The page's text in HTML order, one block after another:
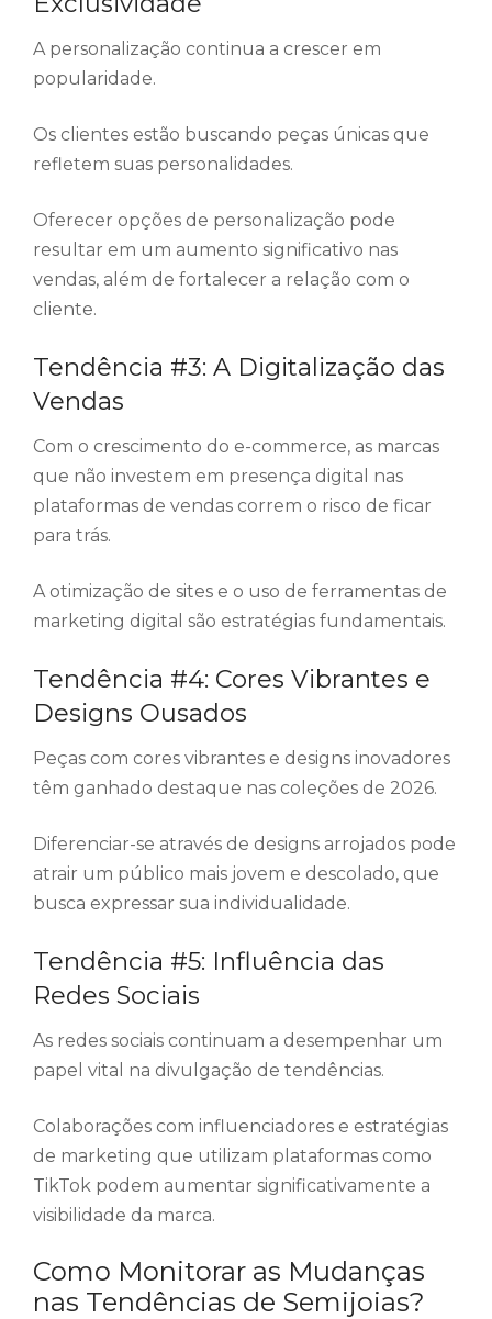
A personalização continua a crescer em
popularidade.
Os clientes estão buscando peças únicas que
refletem suas personalidades.
Oferecer opções de personalização pode
resultar em um aumento significativo nas
vendas, além de fortalecer a relação com o
cliente.
Tendência #3: A Digitalização das
Vendas
Com o crescimento do e-commerce, as marcas
que não investem em presença digital nas
plataformas de vendas correm o risco de ficar
para trás.
A otimização de sites e o uso de ferramentas de
marketing digital são estratégias fundamentais.
Tendência #4: Cores Vibrantes e
Designs Ousados
Peças com cores vibrantes e designs inovadores
têm ganhado destaque nas coleções de 2026.
Diferenciar-se através de designs arrojados pode
atrair um público mais jovem e descolado, que
busca expressar sua individualidade.
Tendência #5: Influência das
Redes Sociais
As redes sociais continuam a desempenhar um
papel vital na divulgação de tendências.
Colaborações com influenciadores e estratégias
de marketing que utilizam plataformas como
TikTok podem aumentar significativamente a
visibilidade da marca.
Como Monitorar as Mudanças
nas Tendências de Semijoias?